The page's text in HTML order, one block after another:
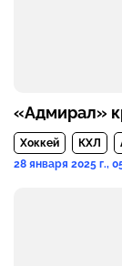
«Адмирал»
Хоккей КХЛ
28 января 2025 г.,